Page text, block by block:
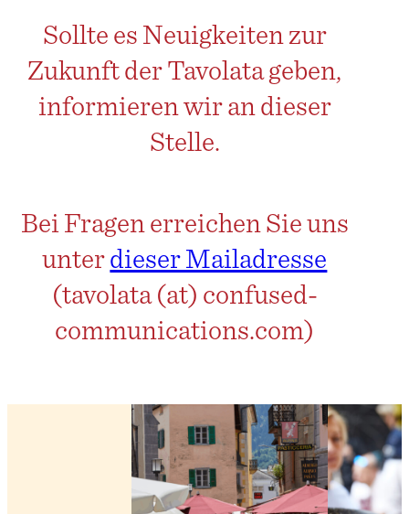
Sollte es Neuigkeiten zur
Zukunft der Tavolata geben,
informieren wir an dieser
Stelle.
Bei Fragen erreichen Sie uns
unterdieser Mailadresse
(tavolata (at) confused-
communications.com)